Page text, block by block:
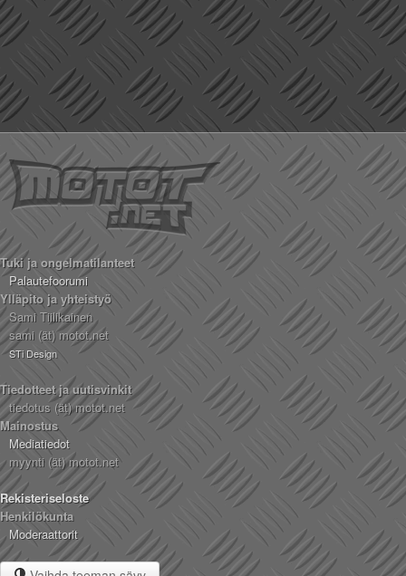
Tuki ja ongelmatilanteet
Palautefoorumi
Ylläpito ja yhteistyö
Sami Tiilikainen
sami (ät) motot.net
STi Design
Tiedotteet ja uutisvinkit
tiedotus (ät) motot.net
Mainostus
Mediatiedot
myynti (ät) motot.net
Rekisteriseloste
Henkilökunta
Moderaattorit